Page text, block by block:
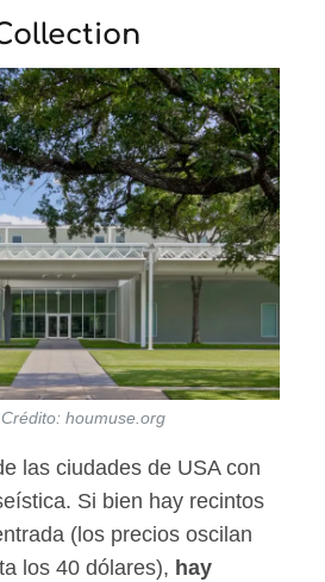
houmuse.org
las ciudades de USA con
Si bien hay recintos
(los precios oscilan
los 40 dólares), hay